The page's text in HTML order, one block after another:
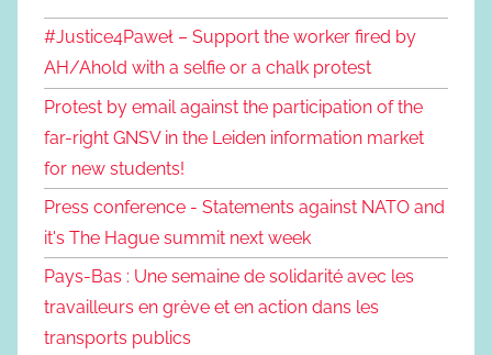
#Justice4Paweł – Support the worker fired by
AH/Ahold with a selfie or a chalk protest
Protest by email against the participation of the
far-right GNSV in the Leiden information market
for new students!
Press conference - Statements against NATO and
it's The Hague summit next week
Pays-Bas : Une semaine de solidarité avec les
travailleurs en grève et en action dans les
transports publics